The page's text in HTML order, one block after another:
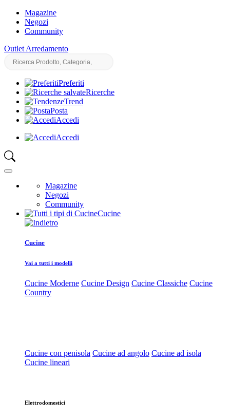
Magazine
Negozi
Community
Outlet Arredamento
Preferiti
Ricerche
Trend
Posta
Accedi
Accedi
Magazine
Negozi
Community
Cucine
Cucine
Vai a tutti i modelli
Cucine Moderne Cucine Design Cucine Classiche Cucine
Country
Cucine con penisola Cucine ad angolo Cucine ad isola
Cucine lineari
Elettrodomestici